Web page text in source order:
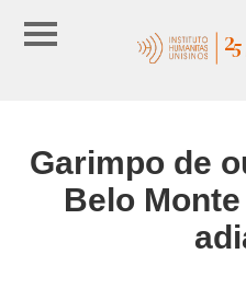
Garimpo de
Belo